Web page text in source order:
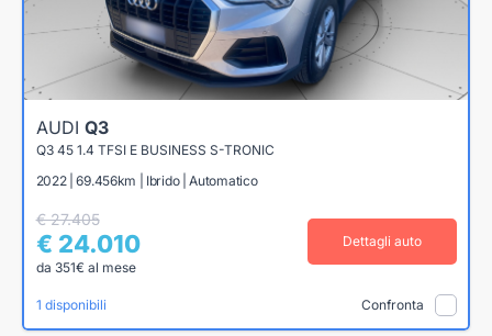
AUDI Q3
Q3 45 1.4 TFSI E BUSINESS S-TRONIC
2022 | 69.456km | Ibrido | Automatico
€ 27.405
€ 24.010
da 351€ al mese
Dettagli auto
1 disponibili Confronta